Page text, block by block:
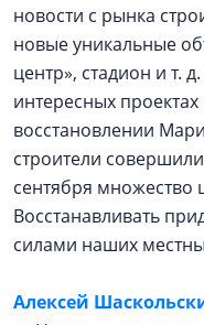
новости с рынка
новые уникальные
центр», стадион и т.
интересных
восстановлении
строители
сентября множество
Восстанавливать
силами наших
Алексей